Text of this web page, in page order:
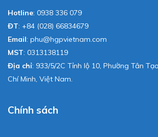
Hotline: 0938 336 079
ĐT: +84 (028) 66834679
Email: phu@hgpvietnam.com
MST: 0313138119
Địa chỉ: 933/5/2C Tỉnh lộ 10, Phường Tân
Chí Minh, Việt Nam.
Chính sách